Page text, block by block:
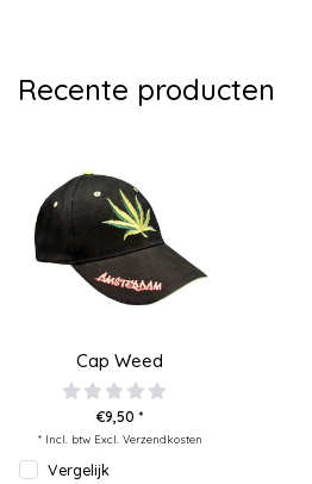
Recente producten
Cap Weed
€9,50 *
* Incl. btw Excl. Verzendkosten
Vergelijk